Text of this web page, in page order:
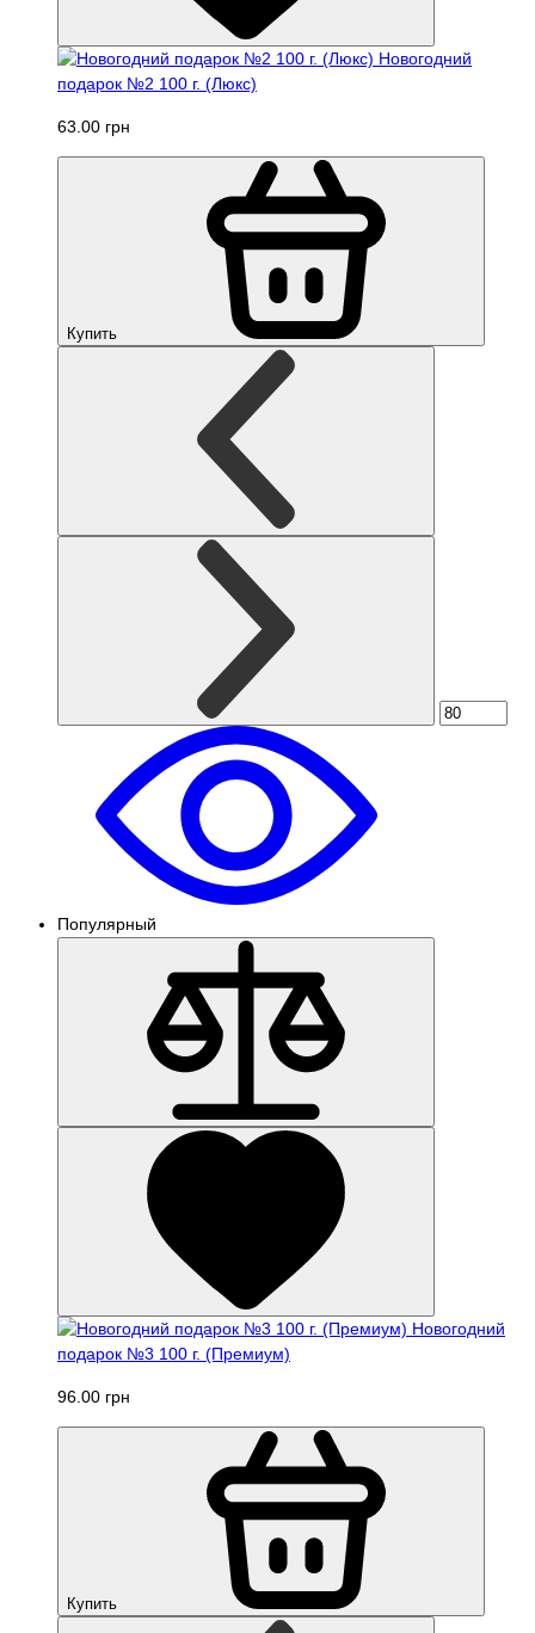
Новогодний
подарок №2 100 г. (Люкс)
63.00 грн
Купить
Популярный
Новогодний
подарок №3 100 г. (Премиум)
96.00 грн
Купить